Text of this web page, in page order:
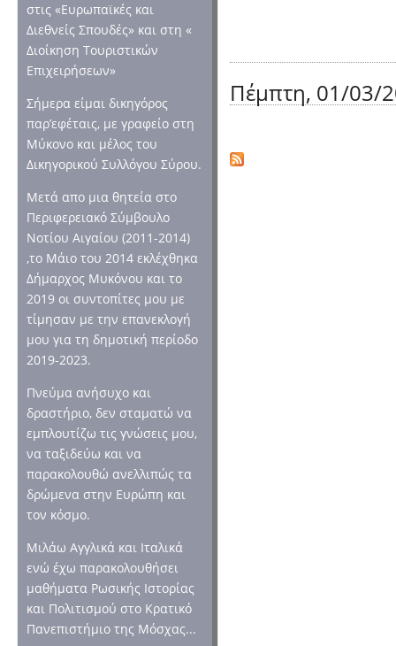
στις «Ευρωπαϊκές και
Διεθνείς Σπουδές» και στη «
Διοίκηση Τουριστικών
Επιχειρήσεων»
Σήμερα είμαι δικηγόρος
παρ’εφέταις, με γραφείο στη
Μύκονο και μέλος του
Δικηγορικού Συλλόγου Σύρου.
Μετά απο μια θητεία στο
Περιφερειακό Σύμβουλο
Νοτίου Αιγαίου (2011-2014)
,το Μάιο του 2014 εκλέχθηκα
Δήμαρχος Μυκόνου και το
2019 οι συντοπίτες μου με
τίμησαν με την επανεκλογή
μου για τη δημοτική περίοδο
2019-2023.
Πνεύμα ανήσυχο και
δραστήριο, δεν σταματώ να
εμπλουτίζω τις γνώσεις μου,
να ταξιδεύω και να
παρακολουθώ ανελλιπώς τα
δρώμενα στην Ευρώπη και
τον κόσμο.
Μιλάω Αγγλικά και Ιταλικά
ενώ έχω παρακολουθήσει
μαθήματα Ρωσικής Ιστορίας
και Πολιτισμού στο Κρατικό
Πανεπιστήμιο της Μόσχας...
Πέμπτη, 01/03/